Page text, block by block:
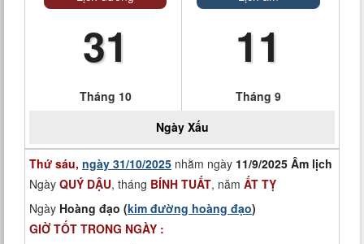
31
Tháng 10
11
Tháng 9
Ngày Xấu
Thứ sáu, ngày 31/10/2025 nhằm ngày 11/9/2025 Âm lịch
Ngày QUÝ DẬU, tháng BÍNH TUẤT, năm ẤT TỴ
Ngày Hoàng đạo (kim đường hoàng đạo)
GIỜ TỐT TRONG NGÀY :